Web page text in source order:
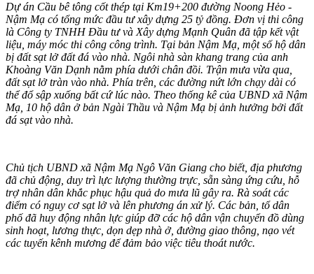
Dự án Cầu bê tông cốt thép tại Km19+200 đường Noong Hẻo -
Nậm Mạ có tổng mức đầu tư xây dựng 25 tỷ đồng. Đơn vị thi công
là Công ty TNHH Đầu tư và Xây dựng Mạnh Quân đã tập kết vật
liệu, máy móc thi công công trình. Tại bản Nậm Mạ, một số hộ dân
bị đất sạt lở đất đá vào nhà. Ngôi nhà sàn khang trang của anh
Khoàng Văn Dạnh nằm phía dưới chân đồi. Trận mưa vừa qua,
đất sạt lở tràn vào nhà. Phía trên, các đường nứt lớn chạy dài có
thể đổ sập xuống bất cứ lúc nào. Theo thống kê của UBND xã Nậm
Mạ, 10 hộ dân ở bản Ngài Thầu và Nậm Mạ bị ảnh hưởng bởi đất
đá sạt vào nhà.
Chủ tịch UBND xã Nậm Mạ Ngô Văn Giang cho biết, địa phương
đã chủ động, duy trì lực lượng thường trực, sẵn sàng ứng cứu, hỗ
trợ nhân dân khắc phục hậu quả do mưa lũ gây ra. Rà soát các
điểm có nguy cơ sạt lở và lên phương án xử lý. Các bản, tổ dân
phố đã huy động nhân lực giúp đỡ các hộ dân vận chuyển đồ dùng
sinh hoạt, lương thực, dọn dẹp nhà ở, đường giao thông, nạo vét
các tuyến kênh mương để đảm bảo việc tiêu thoát nước.